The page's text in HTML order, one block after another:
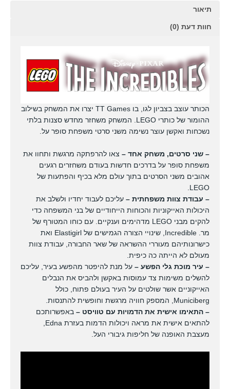
תיאור
חוות דעת (0)
הכותר עוצב בצביון לגו, בו TT Games יצרו את המשחק בשילוב
ההומור של כותרי LEGO. המשחק משחזר מחדש סצנות בלתי
נשכחות ואקשן עוצר נשימה משני סרטי משפחת סופר על.
– שני סרטים, משחק אחד – צאו להרפתקה מרגשת ותחוו את
משפחת סופר על בדרכים חדשות בעודם משחזרים רגעים
אהובים משני הסרטים בתוך עולם מלא בכיף והפתעות של
LEGO.
– עבודת צוות משפחתית – עליכם לעבוד יחדיו ולשלב את
היכולות האייקוניות והכוחות הייחודיים של בני המשפחה כדי
להקים מבני LEGO מדהימים וענקיים. עם כוחו המטורף של
מר. Incredible, שינויי הצורה הגמישים של Elastigirl ואת
כישרונותיהם מעוררי ההשראה של שאר החבורה, עבודת צוות
מעולם לא הייתה כה כיפית.
– עיר מוכת גלי הפשע – על מנת להיפטר מהפשע בעיר, עליכם
להשלים משימות צד עמוסות באקשן ולהביס את הנבלים
האייקוניים אשר שולטים על העיר בעולם פתוח, כולל
Municiberg, המספק חוויה מרגשת וחופשית להתנסות.
– התאימו אישית את הדמויות עם טוויסט – באפשרותכם
להתאים אישית את מראה ויכולות הדמות בעזרת Edna,
מעצבת האופנה של חליפות גיבורי העל.